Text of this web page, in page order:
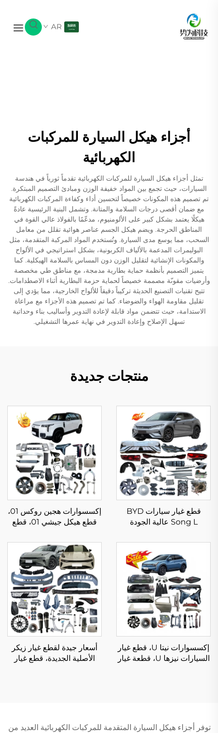
AR
أجزاء هيكل السيارة للمركبات
الكهربائية
تمثل أجزاء هيكل السيارة للمركبات الكهربائية تقدماً ثورياً في هندسة
السيارات، حيث تجمع بين المواد خفيفة الوزن ومبادئ التصميم المبتكرة.
تم تصميم هذه المكونات خصيصاً لتحسين أداء وكفاءة المركبات الكهربائية
مع ضمان أقصى درجات السلامة والمتانة. وتشمل البنية الرئيسية عادةً
هيكلًا يعتمد بشكل كبير على الألومنيوم، مدعّمًا بالفولاذ عالي القوة في
المناطق الحرجة. ويضم هيكل الجسم عناصر هوائية تقلل من معامل
السحب، مما يوسع مدى السيارة. وتُستخدم المواد المركبة المتقدمة، مثل
البوليمرات المدعمة بالألياف الكربونية، بشكل استراتيجي في الألواح
والمكونات الإنشائية لتقليل الوزن دون المساس بالسلامة الهيكلية. كما
يتميز التصميم بأنظمة حماية بطارية مدمجة، مع مناطق طي مخصصة
وأرضيات مقوىّة مصممة خصيصاً لحماية حزمة البطارية أثناء الاصطدامات.
تتيح تقنيات التصنيع الحديثة تركيباً دقيقاً للألواح الخارجية، مما يؤدي إلى
تقليل مقاومة الهواء والضوضاء. كما تم تصميم هذه الأجزاء مع مراعاة
الاستدامة، حيث تتضمن مواد قابلة لإعادة التدوير وأساليب بناء وحداتية
تسهل الإصلاح وإعادة التدوير في نهاية عمرها التشغيلي.
منتجات جديدة
قطع غيار سيارات BYD
Song L عالية الجودة
Song L DM-i EV
إكسسوارات جديدة وأصلية
إكسسوارات هجين روكس 01،
قطع هيكل جيشي 01، قطع
إكسسوارات المركبات
المستعملة متوفرة في
المخزون
إكسسوارات نيتا U، قطع غيار
السيارات نيزها U، قطعة غيار
أسعار جيدة لقطع غيار زيكر
الأصلية الجديدة، قطع غيار
توفر أجزاء هيكل السيارة المتقدمة للمركبات الكهربائية العديد من